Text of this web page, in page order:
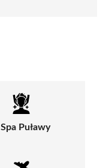
Spa Puławy